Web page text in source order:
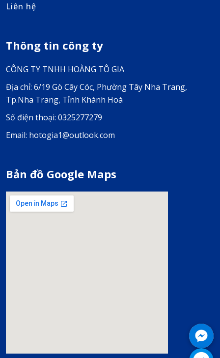
Liên hệ
Thông tin công ty
CÔNG TY TNHH HOÀNG TÔ GIA
Địa chỉ: 6/19 Gò Cây Cóc, Phường Tây Nha Trang,
Tp.Nha Trang, Tỉnh Khánh Hoà
Số điện thoại: 0325277279
Email: hotogia1@outlook.com
Bản đồ Google Maps